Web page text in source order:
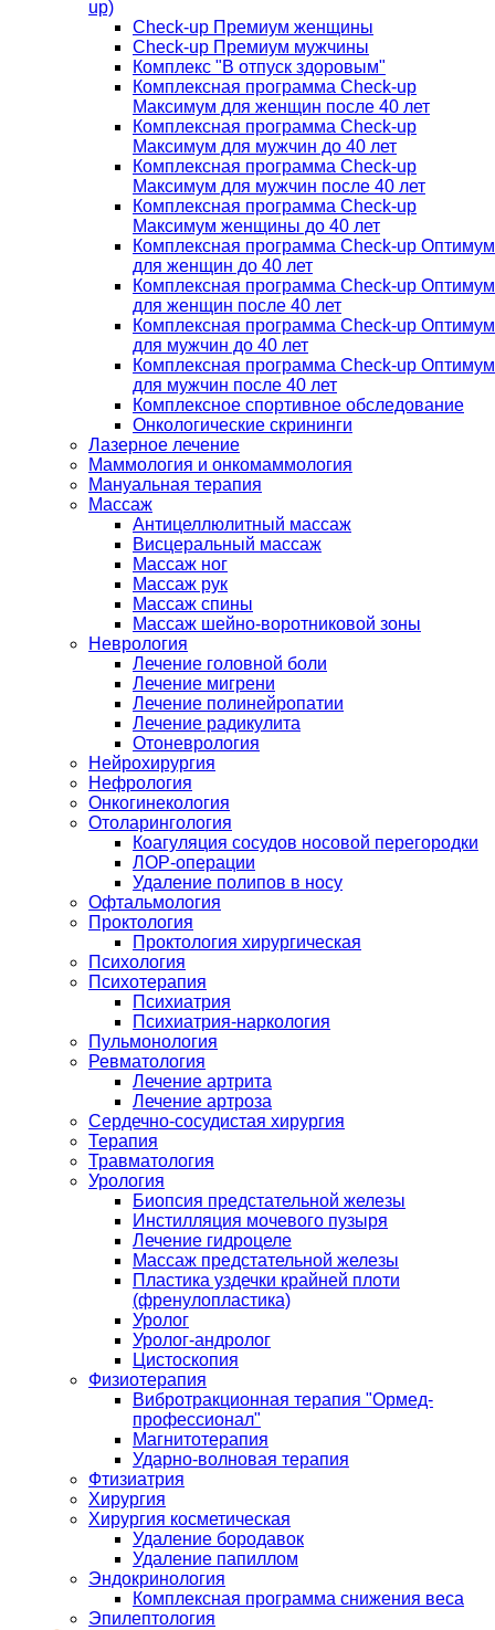
up)
Check-up Премиум женщины
Check-up Премиум мужчины
Комплекс "В отпуск здоровым"
Комплексная программа Check-up
Максимум для женщин после 40 лет
Комплексная программа Check-up
Максимум для мужчин до 40 лет
Комплексная программа Check-up
Максимум для мужчин после 40 лет
Комплексная программа Check-up
Максимум женщины до 40 лет
Комплексная программа Check-up Оптимум
для женщин до 40 лет
Комплексная программа Check-up Оптимум
для женщин после 40 лет
Комплексная программа Check-up Оптимум
для мужчин до 40 лет
Комплексная программа Check-up Оптимум
для мужчин после 40 лет
Комплексное спортивное обследование
Онкологические скрининги
Лазерное лечение
Маммология и онкомаммология
Мануальная терапия
Массаж
Антицеллюлитный массаж
Висцеральный массаж
Массаж ног
Массаж рук
Массаж спины
Массаж шейно-воротниковой зоны
Неврология
Лечение головной боли
Лечение мигрени
Лечение полинейропатии
Лечение радикулита
Отоневрология
Нейрохирургия
Нефрология
Онкогинекология
Отоларингология
Коагуляция сосудов носовой перегородки
ЛОР-операции
Удаление полипов в носу
Офтальмология
Проктология
Проктология хирургическая
Психология
Психотерапия
Психиатрия
Психиатрия-наркология
Пульмонология
Ревматология
Лечение артрита
Лечение артроза
Сердечно-сосудистая хирургия
Терапия
Травматология
Урология
Биопсия предстательной железы
Инстилляция мочевого пузыря
Лечение гидроцеле
Массаж предстательной железы
Пластика уздечки крайней плоти
(френулопластика)
Уролог
Уролог-андролог
Цистоскопия
Физиотерапия
Вибротракционная терапия "Ормед-
профессионал"
Магнитотерапия
Ударно-волновая терапия
Фтизиатрия
Хирургия
Хирургия косметическая
Удаление бородавок
Удаление папиллом
Эндокринология
Комплексная программа снижения веса
Эпилептология